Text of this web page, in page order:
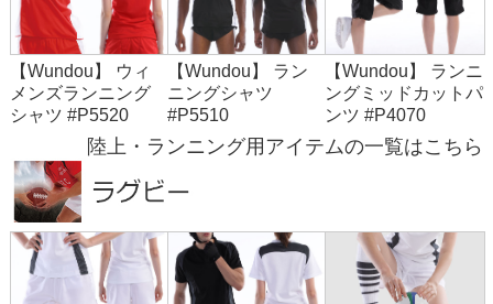
【Wundou】 ウィ
メンズランニング
シャツ #P5520
【Wundou】 ラン
ニングシャツ
#P5510
【Wundou】 ランニ
ングミッドカットパ
ンツ #P4070
陸上・ランニング用アイテムの一覧はこちら